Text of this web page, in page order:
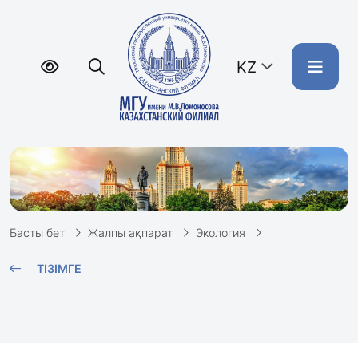
KZ
Басты бет Жалпы ақпарат Экология
ТІЗІМГЕ